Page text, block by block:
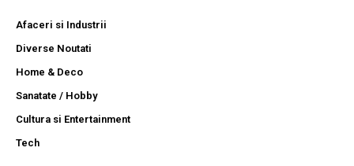
Afaceri si Industrii
Diverse Noutati
Home & Deco
Sanatate / Hobby
Cultura si Entertainment
Tech